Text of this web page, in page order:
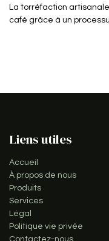
La torréfaction
café grâce à un
Liens utiles
Accueil
À propos de nous
Produits
Services
Légal
Politique vie privée
Contactez-nous